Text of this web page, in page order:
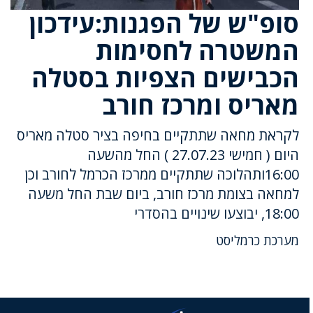
סופ"ש של הפגנות:עידכון
המשטרה לחסימות
הכבישים הצפיות בסטלה
מאריס ומרכז חורב
לקראת מחאה שתתקיים בחיפה בציר סטלה מאריס
היום ( חמישי 27.07.23 ) החל מהשעה
16:00ותהלוכה שתתקיים ממרכז הכרמל לחורב וכן
למחאה בצומת מרכז חורב, ביום שבת החל משעה
18:00, יבוצעו שינויים בהסדרי
מערכת כרמליסט